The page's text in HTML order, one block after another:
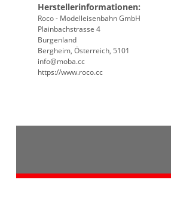
Herstellerinformationen:
Roco - Modelleisenbahn GmbH
Plainbachstrasse 4
Burgenland
Bergheim, Österreich, 5101
info@moba.cc
https://www.roco.cc